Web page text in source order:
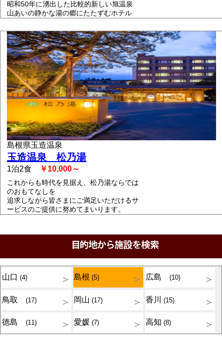
昭和50年に湧出した比較的新しい旭温泉
山あいの静かな湯の郷にたたずむホテル
島根県玉造温泉
玉造温泉 松乃湯
1泊2食 ￥10,000～
これからも時代を見据え、松乃湯ならでは
のおもてなしを
追求しながら皆さまにご満足いただけるサ
ービスのご提供に努めてまいります。
山口(4) 島根(5) 広島(10)
鳥取(17) 岡山(17) 香川(15)
徳島(11) 愛媛(7) 高知(8)